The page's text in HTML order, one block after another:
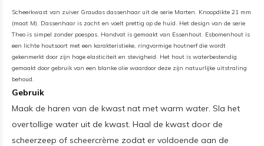
Scheerkwast van zuiver Graudas dassenhaar uit de serie Marten. Knoopdikte 21 mm
(maat M). Dassenhaar is zacht en voelt prettig op de huid. Het design van de serie
Theo is simpel zonder poespas. Handvat is gemaakt van Essenhout. Esbomenhout is
een lichte houtsoort met een karakteristieke, ringvormige houtnerf die wordt
gekenmerkt door zijn hoge elasticiteit en stevigheid. Het hout is waterbestendig
gemaakt door gebruik van een blanke olie waardoor deze zijn natuurlijke uitstraling
behoud.
Gebruik
Maak de haren van de kwast nat met warm water. Sla het
overtollige water uit de kwast. Haal de kwast door de
scheerzeep of scheercrème zodat er voldoende aan de